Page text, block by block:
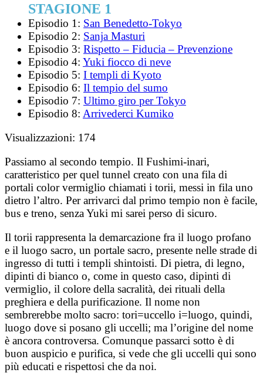
STAGIONE 1
Episodio 1: San Benedetto-Tokyo
Episodio 2: Sanja Masturi
Episodio 3: Rispetto – Fiducia – Prevenzione
Episodio 4: Yuki fiocco di neve
Episodio 5: I templi di Kyoto
Episodio 6: Il tempio del sumo
Episodio 7: Ultimo giro per Tokyo
Episodio 8: Arrivederci Kumiko
Visualizzazioni: 174
Passiamo al secondo tempio. Il Fushimi-inari,
caratteristico per quel tunnel creato con una fila di
portali color vermiglio chiamati i torii, messi in fila uno
dietro l’altro. Per arrivarci dal primo tempio non è facile,
bus e treno, senza Yuki mi sarei perso di sicuro.
Il torii rappresenta la demarcazione fra il luogo profano
e il luogo sacro, un portale sacro, presente nelle strade di
ingresso di tutti i templi shintoisti. Di pietra, di legno,
dipinti di bianco o, come in questo caso, dipinti di
vermiglio, il colore della sacralità, dei rituali della
preghiera e della purificazione. Il nome non
sembrerebbe molto sacro: tori=uccello i=luogo, quindi,
luogo dove si posano gli uccelli; ma l’origine del nome
è ancora controversa. Comunque passarci sotto è di
buon auspicio e purifica, si vede che gli uccelli qui sono
più educati e rispettosi che da noi.